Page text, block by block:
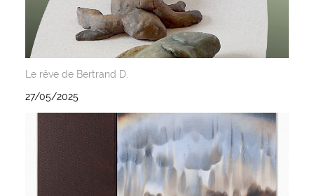
Le rêve de Bertrand D.
27/05/2025